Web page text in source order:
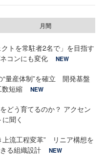
月間
トを常駐者2名で」を目指す
コンにも変化
NEW
“量産体制”を確立 開発基盤
数短縮
NEW
どう育てるのか？ アクセン
聞く
上流工程変革” リニア構想を
る組織設計
NEW